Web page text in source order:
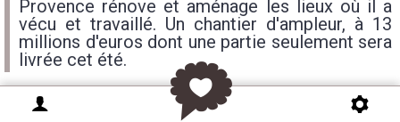
Provence rénove et aménage les lieux où il a
vécu et travaillé. Un chantier d'ampleur, à 13
millions d'euros dont une partie seulement sera
livrée cet été.
2025 est une grande année Cezanne pour Aix-en-